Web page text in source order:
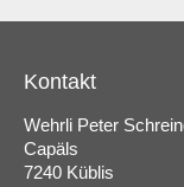
Kontakt
Wehrli Peter
Capäls
7240 Küblis